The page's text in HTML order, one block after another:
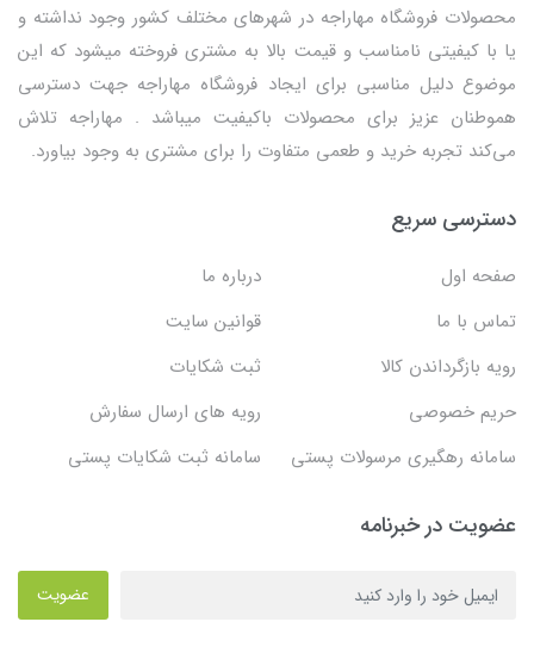
محصولات فروشگاه مهاراجه در شهرهای مختلف کشور وجود نداشته و
یا با کیفیتی نامناسب و قیمت بالا به مشتری فروخته میشود که این
موضوع دلیل مناسبی برای ایجاد فروشگاه مهاراجه جهت دسترسی
هموطنان عزیز برای محصولات باکیفیت میباشد . مهاراجه تلاش
می‌کند تجربه خرید و طعمی متفاوت را برای مشتری به وجود بیاورد.
دسترسی سریع
صفحه اول
درباره ما
تماس با ما
قوانین سایت
رویه بازگرداندن کالا
ثبت شکایات
حریم خصوصی
رویه های ارسال سفارش
سامانه رهگیری مرسولات پستی
سامانه ثبت شکایات پستی
عضویت در خبرنامه
عضویت